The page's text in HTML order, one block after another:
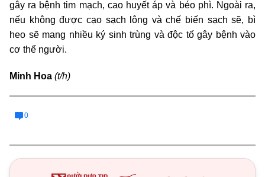
gây ra bệnh tim mạch, cao huyết áp và béo phì. Ngoài ra,
nếu không được cạo sạch lông và chế biến sạch sẽ, bì
heo sẽ mang nhiều ký sinh trùng và độc tố gây bệnh vào
cơ thể người.
Minh Hoa (t/h)
0